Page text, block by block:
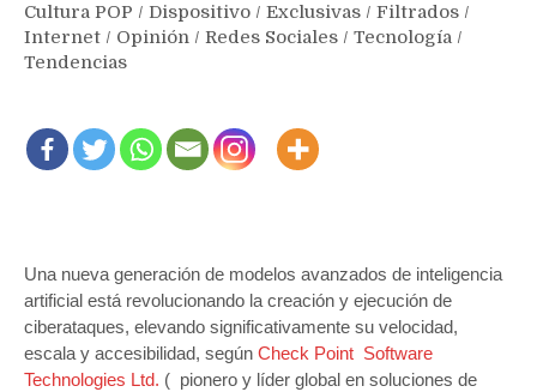
Cultura POP / Dispositivo / Exclusivas / Filtrados /
Internet / Opinión / Redes Sociales / Tecnología /
Tendencias
Una nueva generación de modelos avanzados de inteligencia
artificial está revolucionando la creación y ejecución de
ciberataques, elevando significativamente su velocidad,
escala y accesibilidad, según Check Point Software
Technologies Ltd. ( pionero y líder global en soluciones de